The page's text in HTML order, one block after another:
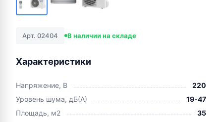
Арт. 02404 В наличии на складе
Характеристики
Напряжение, В
220
Уровень шума, дБ(А)
19-47
Площадь, м2
35